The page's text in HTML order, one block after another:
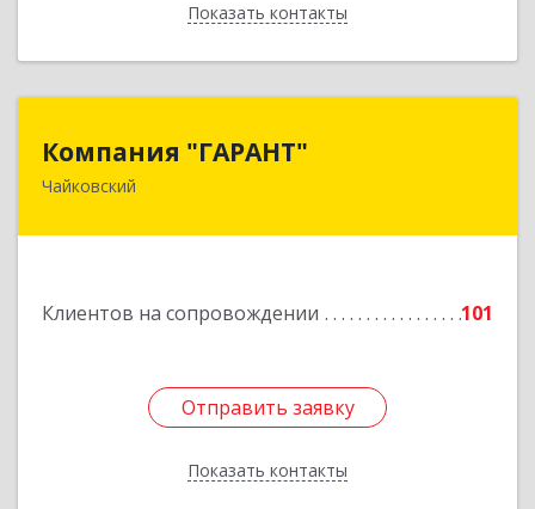
Показать контакты
Назад
Компания "ГАРАНТ"
Чайковский
Клиентов на сопровождении 101
Отправить заявку
Показать контакты
617760, Пермский край, Чайковский г, Карла
Отправить заявку
Назад